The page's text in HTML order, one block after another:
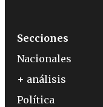
Secciones
Nacionales
+ análisis
Política